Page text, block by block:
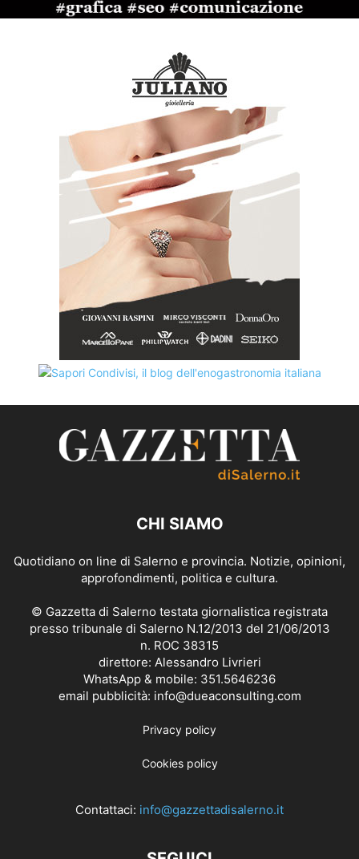
CHI SIAMO
Quotidiano on line di Salerno e provincia. Notizie, opinioni,
approfondimenti, politica e cultura.
© Gazzetta di Salerno testata giornalistica registrata
presso tribunale di Salerno N.12/2013 del 21/06/2013
n. ROC 38315
direttore: Alessandro Livrieri
WhatsApp & mobile: 351.5646236
email pubblicità: info@dueaconsulting.com
Privacy policy
Cookies policy
Contattaci: info@gazzettadisalerno.it